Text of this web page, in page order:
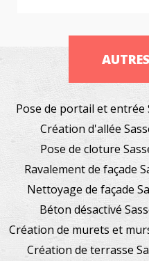
Pose de portail et entrée
Création d'allée
Pose de cloture
Ravalement de façade
Nettoyage de façade
Béton désactivé
Création de murets et
Création de terrasse